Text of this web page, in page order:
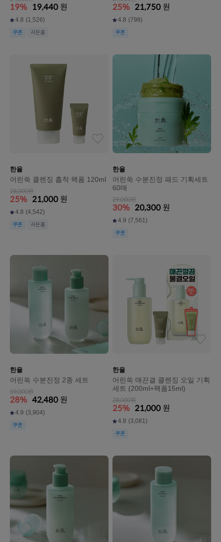
19% 19,440 원
4.8 (1,526)
쿠폰 사은품
25% 21,750 원
4.8 (798)
쿠폰
한율
어린쑥 클렌징 흡착 팩폼 120ml
28,000원
25% 21,000 원
4.8 (4,542)
쿠폰 사은품
한율
어린쑥 수분진정 패드 기획세트
60매
29,000원
30% 20,300 원
4.9 (7,561)
쿠폰
한율
어린쑥 수분진정 2종 세트
59,000원
28% 42,480 원
4.9 (3,904)
쿠폰
한율
어린쑥 매끈결 클렌징 오일 기획
세트 (200ml+팩폼15ml)
28,000원
25% 21,000 원
4.8 (3,081)
쿠폰